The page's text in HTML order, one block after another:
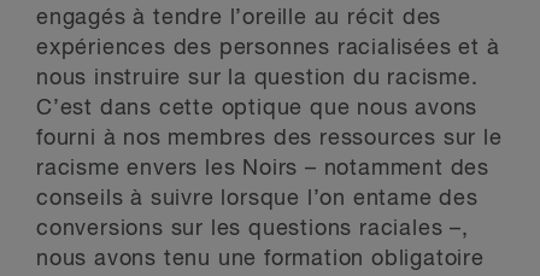
engagés à tendre l’oreille au récit des
expériences des personnes racialisées et à
nous instruire sur la question du racisme.
C’est dans cette optique que nous avons
fourni à nos membres des ressources sur le
racisme envers les Noirs – notamment des
conseils à suivre lorsque l’on entame des
conversions sur les questions raciales –,
nous avons tenu une formation obligatoire